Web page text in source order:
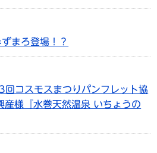
まろ登場！？
回コスモスまつりパンフレット協
産様『水巻天然温泉 いちょうの